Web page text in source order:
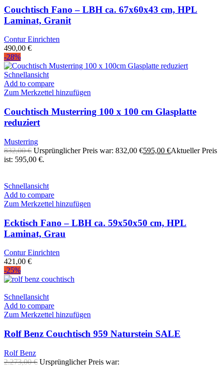
Couchtisch Fano – LBH ca. 67x60x43 cm, HPL
Laminat, Granit
Contur Einrichten
490,00 €
-28%
Schnellansicht
Add to compare
Zum Merkzettel hinzufügen
Couchtisch Musterring 100 x 100 cm Glasplatte
reduziert
Musterring
832,00€ Ursprünglicher Preis war: 832,00 €595,00 €Aktueller Preis
ist: 595,00 €.
Schnellansicht
Add to compare
Zum Merkzettel hinzufügen
Ecktisch Fano – LBH ca. 59x50x50 cm, HPL
Laminat, Grau
Contur Einrichten
421,00 €
-25%
Schnellansicht
Add to compare
Zum Merkzettel hinzufügen
Rolf Benz Couchtisch 959 Naturstein SALE
Rolf Benz
2.273,00€ Ursprünglicher Preis war: